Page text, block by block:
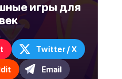
игры для
Twitter / X
Email